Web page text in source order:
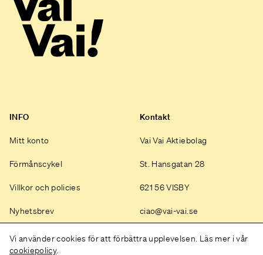
Vi använder cookies för att förbättra upplevelsen. Läs mer i vår
cookiepolicy.
INFO
Mitt konto
Förmånscykel
Villkor och policies
Nyhetsbrev
Kontakt
Vai Vai Aktiebolag
St. Hansgatan 28
621 56 VISBY
ciao@vai-vai.se
Instagram